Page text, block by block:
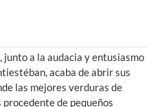
a la audacia y entusiasmo
acaba de abrir sus
las mejores verduras de
de pequeños